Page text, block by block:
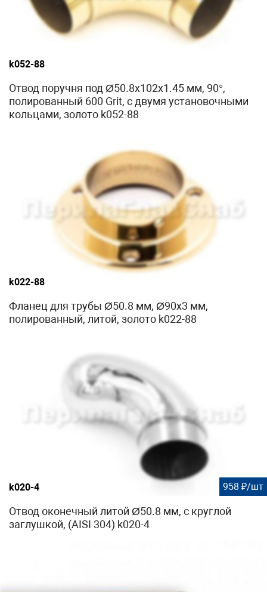
k052-88
Отвод поручня под Ø50.8х102х1.45 мм, 90°,
полированный 600 Grit, с двумя установочными
кольцами, золото k052-88
k022-88
Фланец для трубы Ø50.8 мм, Ø90х3 мм,
полированный, литой, золото k022-88
k020-4 958 ₽/шт
Отвод оконечный литой Ø50.8 мм, с круглой
заглушкой, (AISI 304) k020-4